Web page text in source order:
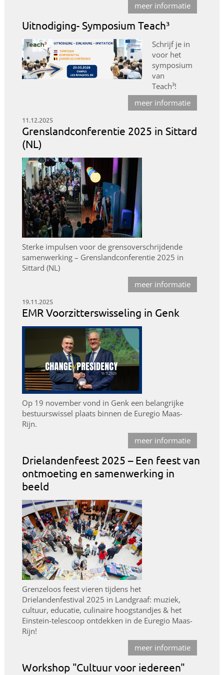
meer informatie
Uitnodiging- Symposium Teach³
Schrijf je in
voor het
symposium
van
Teach³!
meer informatie
11.12.2025
Grenslandconferentie 2025 in Sittard
(NL)
Sterke impulsen voor de grensoverschrijdende
samenwerking – Grenslandconferentie 2025 in
Sittard (NL)
meer informatie
19.11.2025
EMR Voorzitterswisseling in Genk
Op 19 november vond in Genk een belangrijke
bestuurswissel plaats binnen de Euregio Maas-
Rijn.
meer informatie
Drielandenfeest 2025 – Een feest van
ontmoeting en samenwerking in
beeld
Grenzeloos feest vieren tijdens het
Drielandenfestival 2025 in Landgraaf: muziek,
cultuur, educatie, culinaire hoogstandjes & het
Einstein-telescoop ontdekken in de Euregio Maas-
Rijn!
meer informatie
Workshop "Cultuur voor iedereen"